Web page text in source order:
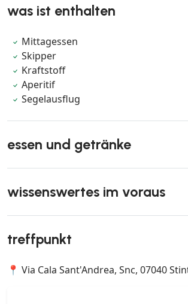
was ist enthalten
Mittagessen
Skipper
Kraftstoff
Aperitif
Segelausflug
essen und getränke
wissenswertes im voraus
treffpunkt
📍 Via Cala Sant'Andrea, Snc, 07040